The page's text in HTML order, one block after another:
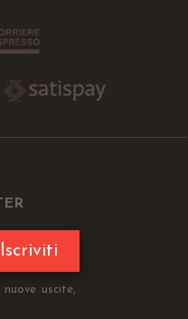
Iscriviti
uscite,